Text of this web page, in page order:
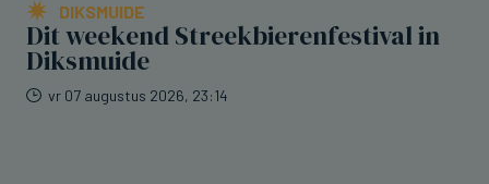
DIKSMUIDE
Dit weekend Streekbierenfestival in
Diksmuide
vr 07 augustus 2026, 23:14